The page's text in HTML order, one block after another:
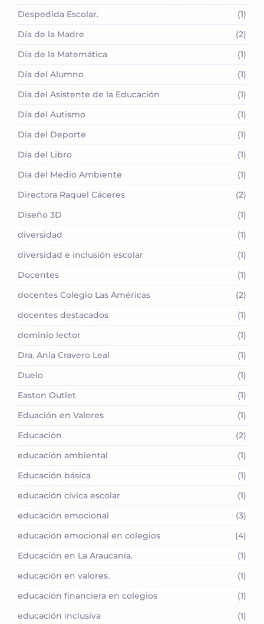
Despedida Escolar.
(1)
Día de la Madre
(2)
Día de la Matemática
(1)
Día del Alumno
(1)
Día del Asistente de la Educación
(1)
Día del Autismo
(1)
Día del Deporte
(1)
Día del Libro
(1)
Día del Medio Ambiente
(1)
Directora Raquel Cáceres
(2)
Diseño 3D
(1)
diversidad
(1)
diversidad e inclusión escolar
(1)
Docentes
(1)
docentes Colegio Las Américas
(2)
docentes destacados
(1)
dominio lector
(1)
Dra. Ania Cravero Leal
(1)
Duelo
(1)
Easton Outlet
(1)
Eduación en Valores
(1)
Educación
(2)
educación ambiental
(1)
Educación básica
(1)
educación cívica escolar
(1)
educación emocional
(3)
educación emocional en colegios
(4)
Educación en La Araucanía.
(1)
educación en valores.
(1)
educación financiera en colegios
(1)
educación inclusiva
(1)